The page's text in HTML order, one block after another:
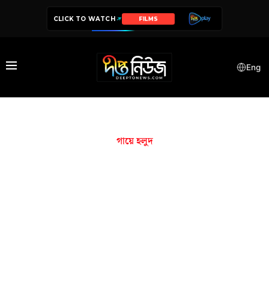
CLICK TO WATCH FILMS
Eng
গায়ে হলুদ